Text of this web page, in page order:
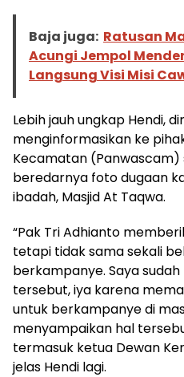
Baja juga: Ratusan
Acungi Jempol
Langsung Visi Misi
Lebih jauh ungkap Hendi,
menginformasikan ke
Kecamatan
beredarnya foto dugaan
ibadah, Masjid At Taqwa.
“Pak Tri Adhianto
tetapi tidak sama sekali
berkampanye. Saya
tersebut, iya karena
untuk berkampanye di
menyampaikan hal
termasuk ketua Dewan
jelas Hendi lagi.